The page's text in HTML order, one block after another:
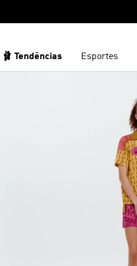
🩰 Tendências Esportes